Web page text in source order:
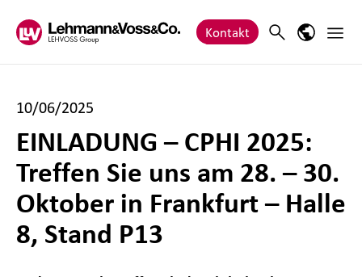
Kontakt SearchSprach-
10/06/2025
EINLADUNG – CPHI 2025:
Treffen Sie uns am 28. – 30.
Oktober in Frankfurt – Halle
8, Stand P13